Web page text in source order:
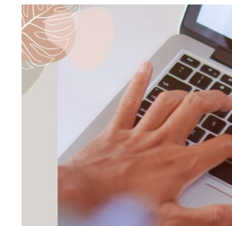
OP
BLOG:
DO
OF
DON’T?